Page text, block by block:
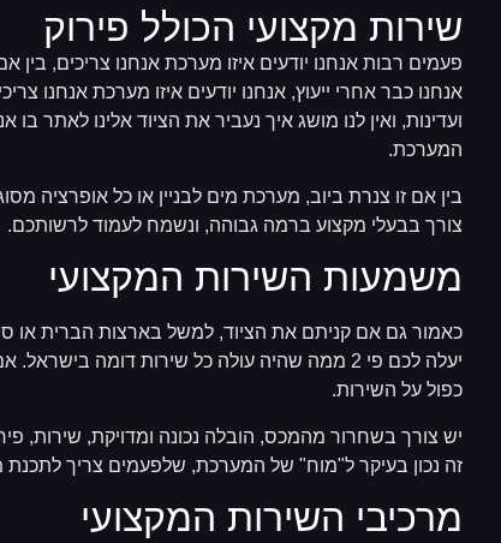
שירות מקצועי הכולל פירוק
פעמים רבות אנחנו יודעים איזו מערכת אנחנו צריכים,
אנחנו כבר אחרי ייעוץ, אנחנו יודעים איזו מערכת אנחנו
ועדינות, ואין לנו מושג איך נעביר את הציוד אלינו לאתר
המערכת.
בין אם זו צנרת ביוב, מערכת מים לבניין או כל אופרציה
צורך בבעלי מקצוע ברמה גבוהה, ונשמח לעמוד לרשותכם.
משמעות השירות המקצועי
כאמור גם אם קניתם את הציוד, למשל בארצות הברית או
יעלה לכם פי 2 ממה שהיה עולה כל שירות דומה
כפול על השירות.
יש צורך בשחרור מהמכס, הובלה נכונה ומדויקת, שירות,
זה נכון בעיקר ל"מוח" של המערכת, שלפעמים צריך
מרכיבי השירות המקצועי